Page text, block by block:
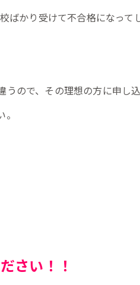
ばかり受けて不合格になって
ので、その理想の方に申し
さい！！